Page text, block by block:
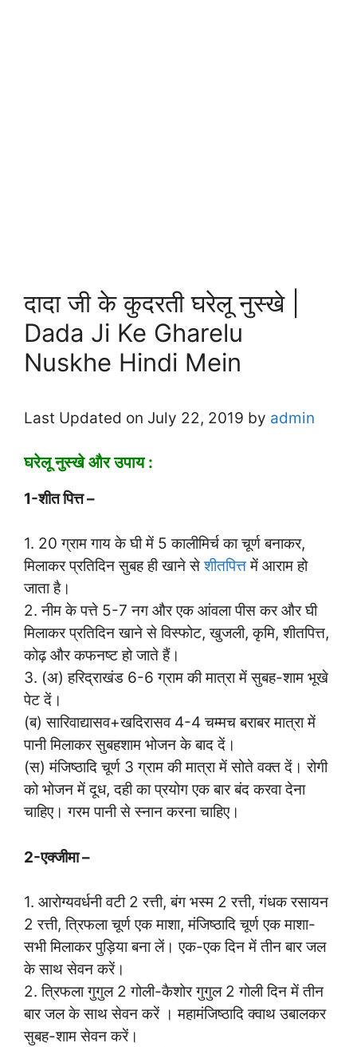
दादा जी के कुदरती घरेलू नुस्खे |
Dada Ji Ke Gharelu
Nuskhe Hindi Mein
Last Updated on July 22, 2019 by admin
घरेलू नुस्खे और उपाय :
1-शीत पित्त –
1. 20 ग्राम गाय के घी में 5 कालीमिर्च का चूर्ण बनाकर,
मिलाकर प्रतिदिन सुबह ही खाने सेशीतपित्तमें आराम हो
जाता है।
2. नीम के पत्ते 5-7 नग और एक आंवला पीस कर और घी
मिलाकर प्रतिदिन खाने से विस्फोट, खुजली, कृमि, शीतपित्त,
कोढ़ और कफनष्ट हो जाते हैं।
3. (अ) हरिद्राखंड 6-6 ग्राम की मात्रा में सुबह-शाम भूखे
पेट दें।
(ब) सारिवाद्यासव+खदिरासव 4-4 चम्मच बराबर मात्रा में
पानी मिलाकर सुबहशाम भोजन के बाद दें।
(स) मंजिष्ठादि चूर्ण 3 ग्राम की मात्रा में सोते वक्त दें। रोगी
को भोजन में दूध, दही का प्रयोग एक बार बंद करवा देना
चाहिए। गरम पानी से स्नान करना चाहिए।
2-एक्जीमा –
1. आरोग्यवर्धनी वटी 2 रत्ती, बंग भस्म 2 रत्ती, गंधक रसायन
2 रत्ती, त्रिफला चूर्ण एक माशा, मंजिष्ठादि चूर्ण एक माशा-
सभी मिलाकर पुड़िया बना लें। एक-एक दिन में तीन बार जल
के साथ सेवन करें।
2. त्रिफला गुगुल 2 गोली-कैशोर गुगुल 2 गोली दिन में तीन
बार जल के साथ सेवन करें । महामंजिष्ठादि क्वाथ उबालकर
सुबह-शाम सेवन करें।